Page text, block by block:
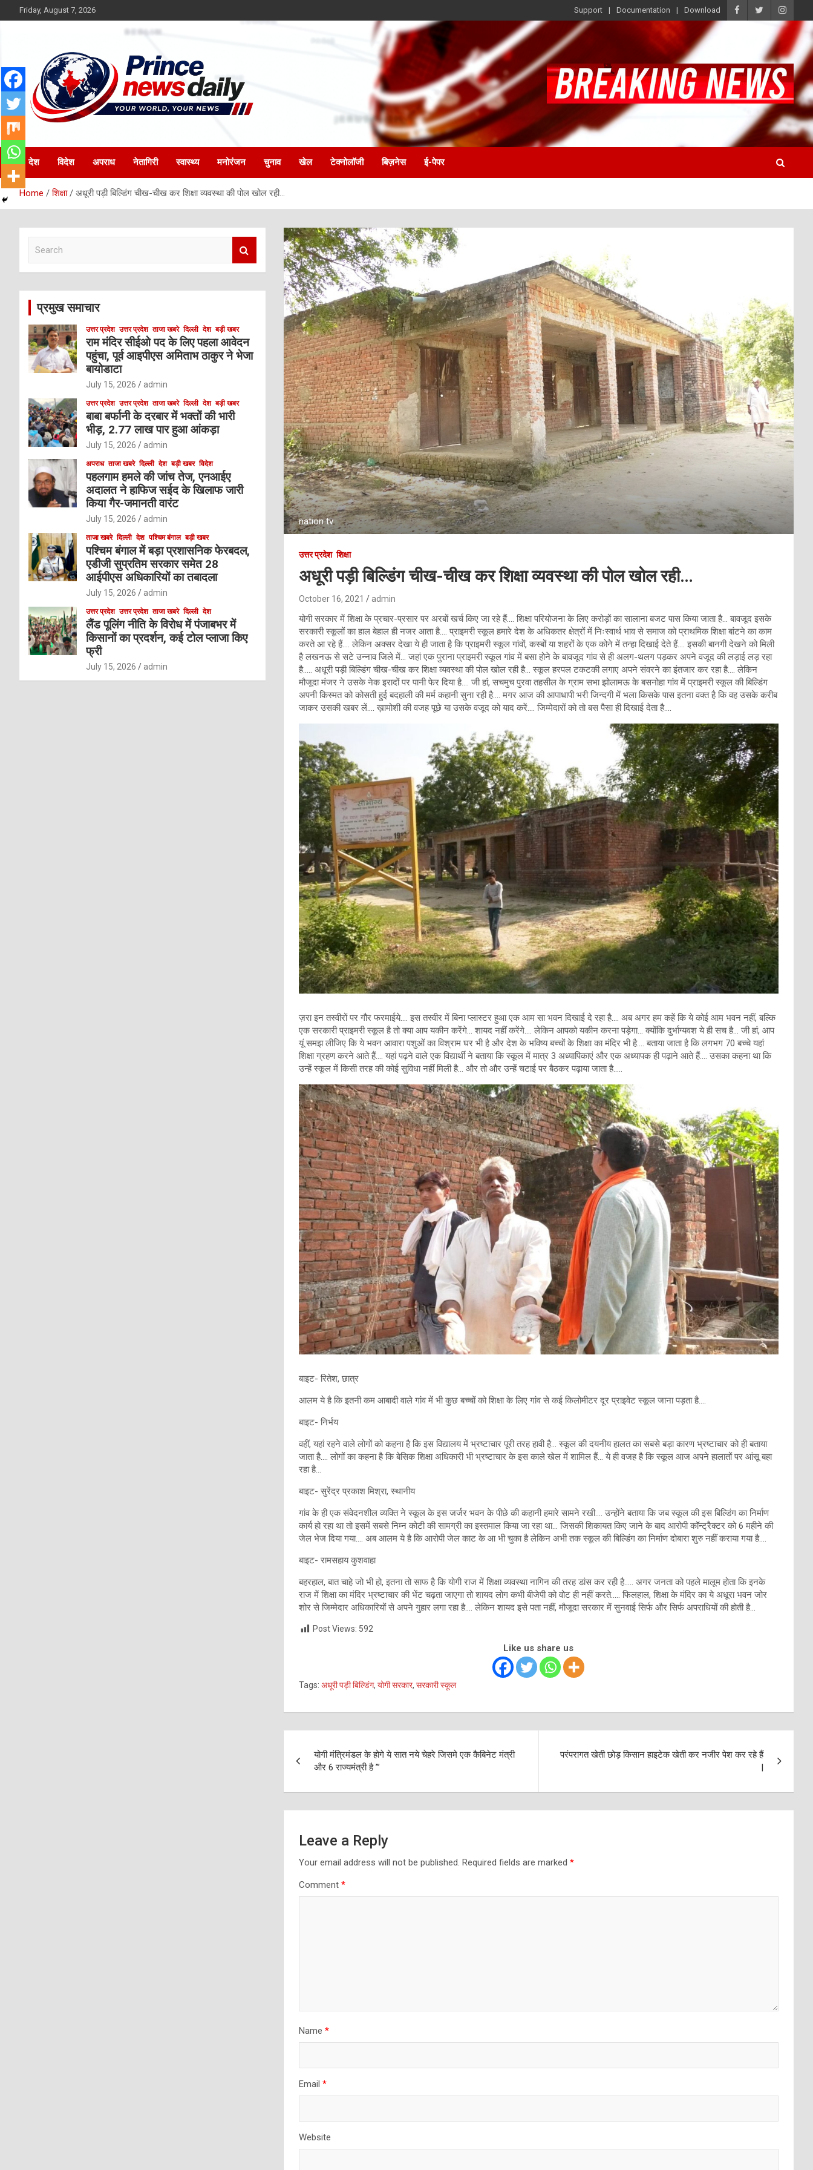
to
Friday, August 7, 2026 Support Documentation Download
Princenews Daily
देश विदेश अपराध नेतागिरी स्वास्थ्य मनोरंजन चुनाव खेल टेक्नोलॉजी बिज़नेस ई-पेपर
Home शिक्षा अधूरी पड़ी बिल्डिंग चीख-चीख कर शिक्षा व्यवस्था की पोल खोल रही…
nation tv
उत्तर प्रदेश शिक्षा
अधूरी पड़ी बिल्डिंग चीख-चीख कर शिक्षा व्यवस्था की पोल खोल रही…
October 16, 2021 admin
योगी सरकार में शिक्षा के प्रचार-प्रसार पर अरबों खर्च किए जा रहे हैं…. शिक्षा परियोजना के लिए करोड़ों का सालाना बजट पास किया जाता है… बावजूद इसके
सरकारी स्कूलों का हाल बेहाल ही नजर आता है…. प्राइमरी स्कूल हमारे देश के अधिकतर क्षेत्रों में निःस्वार्थ भाव से समाज को प्राथमिक शिक्षा बांटने का काम
करते आ रहे हैं…. लेकिन अक्सर देखा ये ही जाता है कि प्राइमरी स्कूल गांवों, कस्बों या शहरों के एक कोने में तन्हा दिखाई देते हैं…. इसकी बानगी देखने को मिली
है लखनऊ से सटे उन्नाव जिले में… जहां एक पुराना प्राइमरी स्कूल गांव में बसा होने के बावजूद गांव से ही अलग-थलग पड़कर अपने वजूद की लड़ाई लड़ रहा
है….. अधूरी पड़ी बिल्डिंग चीख-चीख कर शिक्षा व्यवस्था की पोल खोल रही है… स्कूल हरपल टकटकी लगाए अपने संवरने का इंतजार कर रहा है…. लेकिन
मौजूदा मंजर ने उसके नेक इरादों पर पानी फेर दिया है…. जी हां, सचमुच पुरवा तहसील के ग्राम सभा झोलामऊ के बसनोहा गांव में प्राइमरी स्कूल की बिल्डिंग
अपनी किस्मत को कोसती हुई बदहाली की मर्म कहानी सुना रही है…. मगर आज की आपाधापी भरी जिन्दगी में भला किसके पास इतना वक्त है कि वह उसके करीब
जाकर उसकी खबर लें…. ख़ामोशी की वजह पूछे या उसके वजूद को याद करें…. जिम्मेदारों को तो बस पैसा ही दिखाई देता है….
ज़रा इन तस्वीरों पर गौर फरमाईये…. इस तस्वीर में बिना प्लास्टर हुआ एक आम सा भवन दिखाई दे रहा है…. अब अगर हम कहें कि ये कोई आम भवन नहीं, बल्कि
एक सरकारी प्राइमरी स्कूल है तो क्या आप यकीन करेंगे… शायद नहीं करेंगे…. लेकिन आपको यकीन करना पड़ेगा… क्योंकि दुर्भाग्यवश ये ही सच है… जी हां, आप
यूं समझ लीजिए कि ये भवन आवारा पशुओं का विश्राम घर भी है और देश के भविष्य बच्चों के शिक्षा का मंदिर भी है…. बताया जाता है कि लगभग 70 बच्चे यहां
शिक्षा ग्रहण करने आते हैं…. यहां पढ़ने वाले एक विद्यार्थी ने बताया कि स्कूल में मात्र 3 अध्यापिकाएं और एक अध्यापक ही पढ़ाने आते हैं…. उसका कहना था कि
उन्हें स्कूल में किसी तरह की कोई सुविधा नहीं मिली है… और तो और उन्हें चटाई पर बैठकर पढ़ाया जाता है…..
बाइट- रितेश, छात्र
आलम ये है कि इतनी कम आबादी वाले गांव में भी कुछ बच्चों को शिक्षा के लिए गांव से कई किलोमीटर दूर प्राइवेट स्कूल जाना पड़ता है….
बाइट- निर्भय
वहीं, यहां रहने वाले लोगों को कहना है कि इस विद्यालय में भ्रष्टाचार पूरी तरह हावी है… स्कूल की दयनीय हालत का सबसे बड़ा कारण भ्रष्टाचार को ही बताया
जाता है…. लोगों का कहना है कि बेसिक शिक्षा अधिकारी भी भ्रष्टाचार के इस काले खेल में शामिल हैं… ये ही वजह है कि स्कूल आज अपने हालातों पर आंसू बहा
रहा है…
बाइट- सुरेंद्र प्रकाश मिश्रा, स्थानीय
गांव के ही एक संवेदनशील व्यक्ति ने स्कूल के इस जर्जर भवन के पीछे की कहानी हमारे सामने रखी…. उन्होंने बताया कि जब स्कूल की इस बिल्डिंग का निर्माण
कार्य हो रहा था तो इसमें सबसे निम्न कोटी की सामग्री का इस्तमाल किया जा रहा था… जिसकी शिकायत किए जाने के बाद आरोपी कॉन्ट्रैक्टर को 6 महीने की
जेल भेज दिया गया…. अब आलम ये है कि आरोपी जेल काट के आ भी चुका है लेकिन अभी तक स्कूल की बिल्डिंग का निर्माण दोबारा शुरु नहीं कराया गया है….
बाइट- रामसहाय कुशवाहा
बहरहाल, बात चाहे जो भी हो, इतना तो साफ है कि योगी राज में शिक्षा व्यवस्था नागिन की तरह डांस कर रही है….. अगर जनता को पहले मालूम होता कि इनके
राज में शिक्षा का मंदिर भ्रष्टाचार की भेंट चढ़ता जाएगा तो शायद लोग कभी बीजेपी को वोट ही नहीं करते….. फिलहाल, शिक्षा के मंदिर का ये अधूरा भवन जोर
शोर से जिम्मेदार अधिकारियों से अपने गुहार लगा रहा है…. लेकिन शायद इसे पता नहीं, मौजूदा सरकार में सुनवाई सिर्फ और सिर्फ अपराधियों की होती है…
Post Views: 592
Like us share us
Tags: अधूरी पड़ी बिल्डिंग, योगी सरकार, सरकारी स्कूल
navigation
योगी मंत्रिमंडल के होगे ये सात नये चेहरे जिसमे एक कैबिनेट मंत्री
और 6 राज्यमंत्री है ”’
परंपरागत खेती छोड़ किसान हाइटेक खेती कर नजीर पेश कर रहे हैं
|
Leave a Reply
Your email address will not be published. Required fields are marked *
Comment *
Name *
Email *
Website
c
प्रमुख समाचार
उत्तर प्रदेश उत्तर प्रदेश ताजा खबरे दिल्ली देश बड़ी खबर
राम मंदिर सीईओ पद के लिए पहला आवेदन
पहुंचा, पूर्व आइपीएस अमिताभ ठाकुर ने भेजा
बायोडाटा
July 15, 2026 admin
उत्तर प्रदेश उत्तर प्रदेश ताजा खबरे दिल्ली देश बड़ी खबर
बाबा बर्फानी के दरबार में भक्तों की भारी
भीड़, 2.77 लाख पार हुआ आंकड़ा
July 15, 2026 admin
अपराध ताजा खबरे दिल्ली देश बड़ी खबर विदेश
पहलगाम हमले की जांच तेज, एनआईए
अदालत ने हाफिज सईद के खिलाफ जारी
किया गैर-जमानती वारंट
July 15, 2026 admin
ताजा खबरे दिल्ली देश पश्चिम बंगाल बड़ी खबर
पश्चिम बंगाल में बड़ा प्रशासनिक फेरबदल,
एडीजी सुप्रतिम सरकार समेत 28
आईपीएस अधिकारियों का तबादला
July 15, 2026 admin
उत्तर प्रदेश उत्तर प्रदेश ताजा खबरे दिल्ली देश
लैंड पूलिंग नीति के विरोध में पंजाबभर में
किसानों का प्रदर्शन, कई टोल प्लाजा किए
फ्री
July 15, 2026 admin